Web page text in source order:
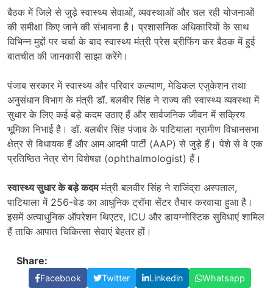
बैठक में जिले से जुड़े स्वास्थ्य सेवाओं, व्यवस्थाओं और चल रही योजनाओं
की समीक्षा किए जाने की संभावना है। प्रशासनिक अधिकारियों के साथ
विभिन्न मुद्दों पर चर्चा के बाद स्वास्थ्य मंत्री प्रेस ब्रीफिंग कर बैठक में हुई
बातचीत की जानकारी साझा करेंगे।
पंजाब सरकार में स्वास्थ्य और परिवार कल्याण, मेडिकल एजुकेशन तथा
अनुसंधान विभाग के मंत्री डॉ. बलबीर सिंह ने राज्य की स्वास्थ्य व्यवस्था में
सुधार के लिए कई बड़े कदम उठाए हैं और सार्वजनिक जीवन में सक्रिय
भूमिका निभाई है। डॉ. बलबीर सिंह पंजाब के पाटियाला ग्रामीण विधानसभा
क्षेत्र से विधायक हैं और आम आदमी पार्टी (AAP) से जुड़े हैं। पेशे से वे एक
प्रतिष्ठित नेत्र रोग विशेषज्ञ (ophthalmologist) हैं।
स्वास्थ्य सुधार के बड़े कदममंत्री बलवीर सिंह ने राजिंद्रा अस्पताल,
पाटियाला में 256-बेड का आधुनिक ट्रॉमा सेंटर तैयार करवाया हुआ है।
इसमें अत्याधुनिक ऑपरेशन थिएटर, ICU और डायग्नोस्टिक सुविधाएं शामिल
हैं ताकि आपात चिकित्सा सेवाएं बेहतर हों।
Share:
Facebook Twitter Linkedin
Whatsapp